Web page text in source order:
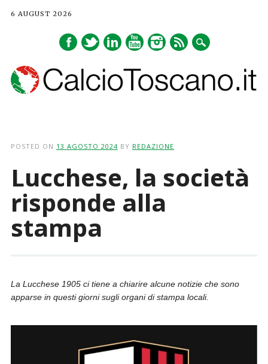
6 AUGUST 2026
POSTED ON 13 AGOSTO 2024 BY REDAZIONE
Lucchese, la società
risponde alla
stampa
La Lucchese 1905 ci tiene a chiarire alcune notizie che sono
apparse in questi giorni sugli organi di stampa locali.